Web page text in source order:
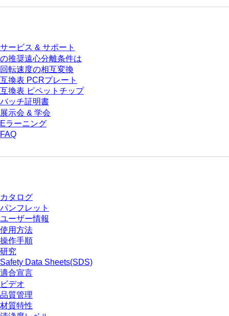
サービス & サポート
の推奨遠心分離条件は
回転速度の相互変換
互換表 PCRプレート
互換表 ピペットチップ
バッチ証明書
展示会 & 学会
Eラーニング
FAQ
カタログ
パンフレット
ユーザー情報
使用方法
操作手順
研究
Safety Data Sheets(SDS)
適合宣言
ビデオ
品質管理
材質特性